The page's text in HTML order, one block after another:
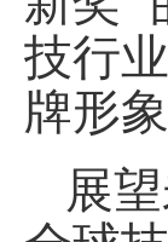
技行
牌形
展